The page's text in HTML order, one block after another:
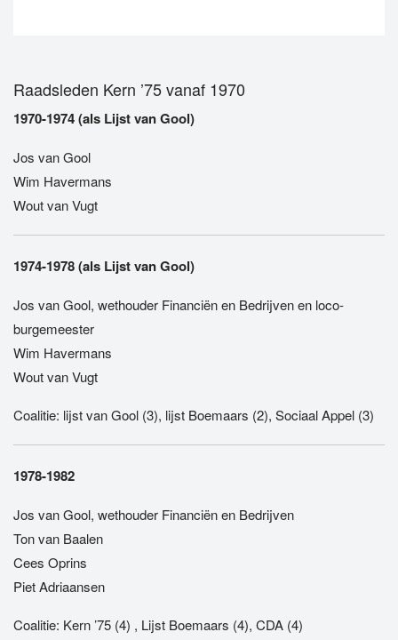
Raadsleden Kern ’75 vanaf 1970
1970-1974 (als Lijst van Gool)
Jos van Gool
Wim Havermans
Wout van Vugt
1974-1978 (als Lijst van Gool)
Jos van Gool, wethouder Financiën en Bedrijven en loco-
burgemeester
Wim Havermans
Wout van Vugt
Coalitie: lijst van Gool (3), lijst Boemaars (2), Sociaal Appel (3)
1978-1982
Jos van Gool, wethouder Financiën en Bedrijven
Ton van Baalen
Cees Oprins
Piet Adriaansen
Coalitie: Kern ’75 (4) , Lijst Boemaars (4), CDA (4)